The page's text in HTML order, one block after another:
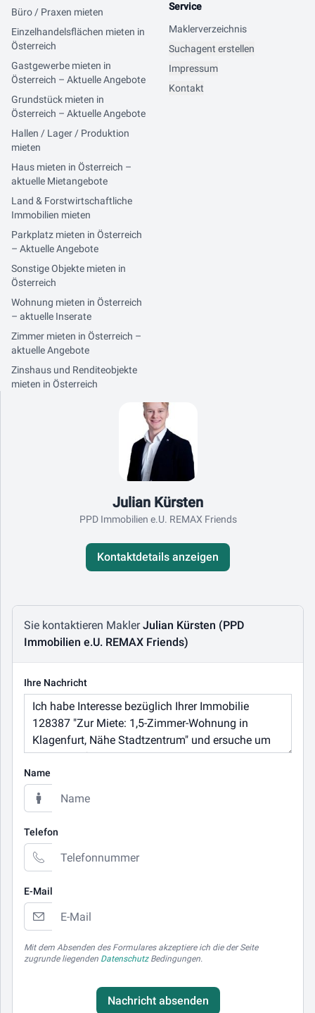
Büro / Praxen mieten
Einzelhandelsflächen mieten in
Österreich
Gastgewerbe mieten in
Österreich – Aktuelle Angebote
Grundstück mieten in
Österreich – Aktuelle Angebote
Hallen / Lager / Produktion
mieten
Haus mieten in Österreich –
aktuelle Mietangebote
Land & Forstwirtschaftliche
Immobilien mieten
Parkplatz mieten in Österreich
– Aktuelle Angebote
Sonstige Objekte mieten in
Österreich
Wohnung mieten in Österreich
– aktuelle Inserate
Zimmer mieten in Österreich –
aktuelle Angebote
Zinshaus und Renditeobjekte
mieten in Österreich
Service
Maklerverzeichnis
Suchagent erstellen
Impressum
Kontakt
Julian Kürsten
PPD Immobilien e.U. REMAX Friends
Kontaktdetails anzeigen
Nachricht schreiben
Sie kontaktieren MaklerJulian Kürsten (PPD
Immobilien e.U. REMAX Friends)
Ihre Nachricht
Name
Telefon
E-Mail
Mit dem Absenden des Formulares akzeptiere ich die der Seite
zugrunde liegenden DatenschutzBedingungen.
Nachricht absenden